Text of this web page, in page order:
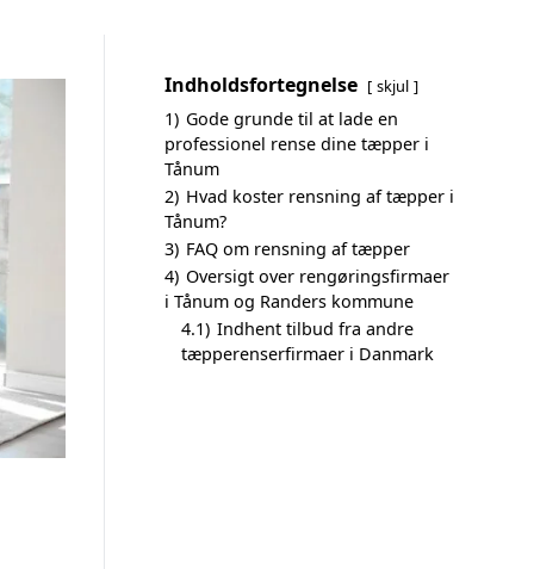
Indholdsfortegnelse skjul
1) Gode grunde til at lade en
professionel rense dine tæpper i
Tånum
2) Hvad koster rensning af tæpper i
Tånum?
3) FAQ om rensning af tæpper
4) Oversigt over rengøringsfirmaer
i Tånum og Randers kommune
4.1) Indhent tilbud fra andre
tæpperenserfirmaer i Danmark